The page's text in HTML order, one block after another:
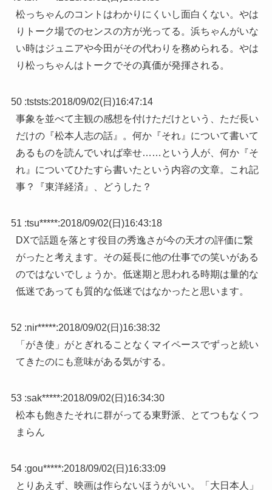
松っちゃんのコントはわかりにくいし面白くない。やは
りトーク場でのセンスの方が光ってる。浜ちゃんがいな
い時はジュニアや今田がその代わりを務められる。やは
り松っちゃんはトークでその真価が発揮される。
50 :tststs:2018/09/02(日)16:47:14
事象を並べて主観の感想を付けただけという、ただ長い
だけの『松本人志の話』。何か『それ』について書いて
あるものを読んでいれば幸せ……という人が、何か『そ
れ』についてひたすら書いたという内容の文章。これ記
事？『東洋経済』、どうした？
51 :tsu*****:2018/09/02(日)16:43:18
DXで話題を落とす役目の秀逸さが今の天才の評価に繋
がったと考えます。その延長に他の仕事での笑いがある
のではないでしょうか。低迷期と思われる時期は量的な
低迷であっても質的な低迷ではなかったと思います。
52 :nir*****:2018/09/02(日)16:38:32
「がき使」がとぎれることなくマイペースでずっと続い
てきたのにも意味がある気がする。
53 :sak*****:2018/09/02(日)16:34:30
松本も飽きたそれに群がってる東野派、とてつもなくつ
まらん
54 :gou*****:2018/09/02(日)16:33:09
とりあえず、映画は作らないほうがいい。「大日本人」